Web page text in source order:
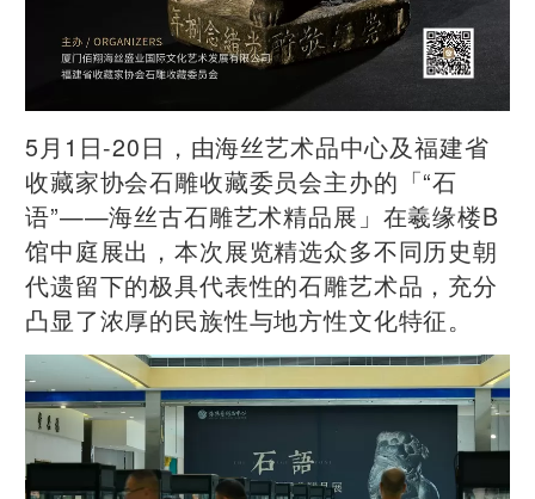
5月1日-20日，由海丝艺术品中心及福建省
收藏家协会石雕收藏委员会主办的「“石
语”——海丝古石雕艺术精品展」在羲缘楼B
馆中庭展出，本次展览精选众多不同历史朝
代遗留下的极具代表性的石雕艺术品，充分
凸显了浓厚的民族性与地方性文化特征。